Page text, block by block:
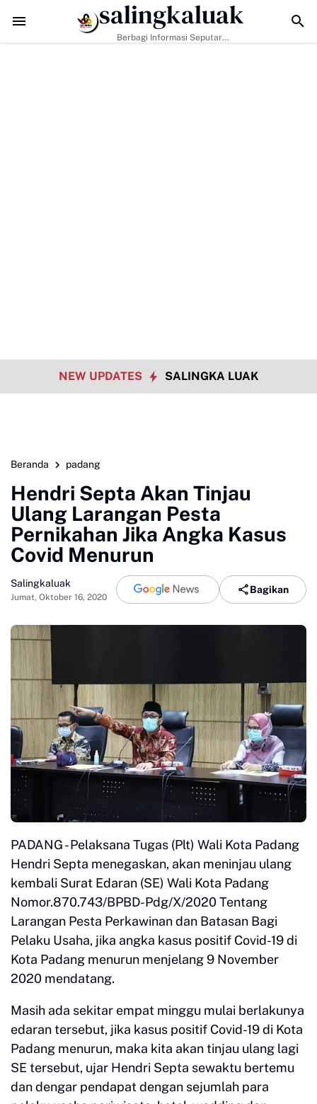
ke-129 Kodim 0306/50 Kota Pacu Pengerasan Jalan, Akses
salingkaluak
Berbagi Informasi Seputar
NEW UPDATES SALINGKA LUAK
Beranda padang
Hendri Septa Akan Tinjau
Ulang Larangan Pesta
Pernikahan Jika Angka Kasus
Covid Menurun
Salingkaluak
Jumat, Oktober 16, 2020
Bagikan
PADANG - Pelaksana Tugas (Plt) Wali Kota Padang
Hendri Septa menegaskan, akan meninjau ulang
kembali Surat Edaran (SE) Wali Kota Padang
Nomor.870.743/BPBD-Pdg/X/2020 Tentang
Larangan Pesta Perkawinan dan Batasan Bagi
Pelaku Usaha, jika angka kasus positif Covid-19 di
Kota Padang menurun menjelang 9 November
2020 mendatang.
Masih ada sekitar empat minggu mulai berlakunya
edaran tersebut, jika kasus positif Covid-19 di Kota
Padang menurun, maka kita akan tinjau ulang lagi
SE tersebut, ujar Hendri Septa sewaktu bertemu
dan dengar pendapat dengan sejumlah para